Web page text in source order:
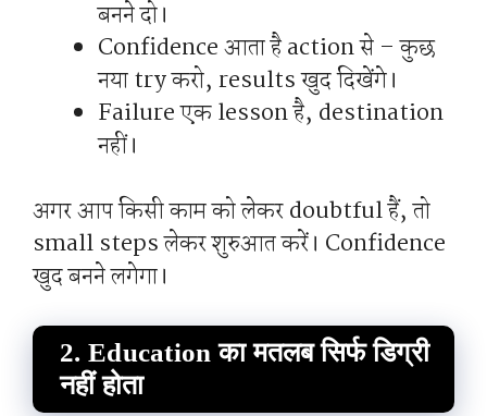
बनने दो।
Confidence आता है action से – कुछ
नया try करो, results खुद दिखेंगे।
Failure एक lesson है, destination
नहीं।
अगर आप किसी काम को लेकर doubtful हैं, तो
small steps लेकर शुरुआत करें। Confidence
खुद बनने लगेगा।
2. Education का मतलब सिर्फ डिग्री
नहीं होता